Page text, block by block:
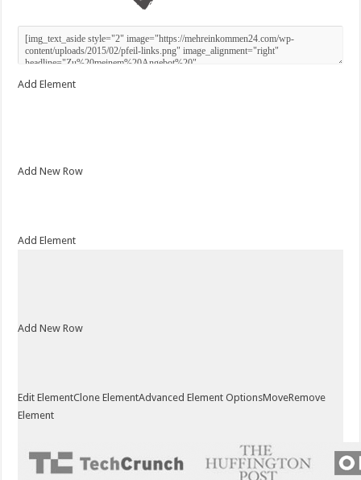
Add Element
Add New Row
Add Element
Add New Row
Edit ElementClone ElementAdvanced Element OptionsMoveRemove
Element